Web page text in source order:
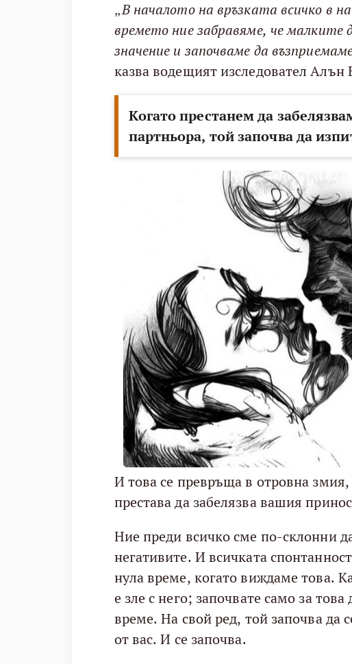
„В началото на връзката всичко в
времето ние забравяме, че
значение и започваме да
казва водещият изследовател Алън
Когато престанем да
партньора, той започва да
И това се превръща в отровна
престава да забелязва вашия
Ние преди всичко сме по-склонни
негативите. И всичката
нула време, когато виждаме това.
е зле с него; започвате само за
време. На свой ред, той започва да
от вас. И се започва.